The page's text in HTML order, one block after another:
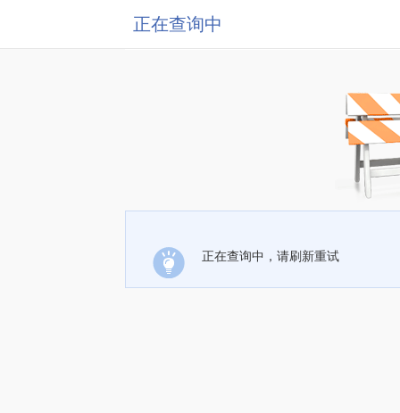
正在查询中
正在查询中，请刷新重试